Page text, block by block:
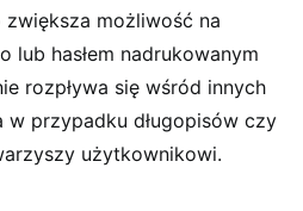
zwiększa możliwość na
hasłem nadrukowanym
rozpływa się wśród innych
przypadku długopisów czy
użytkownikowi.